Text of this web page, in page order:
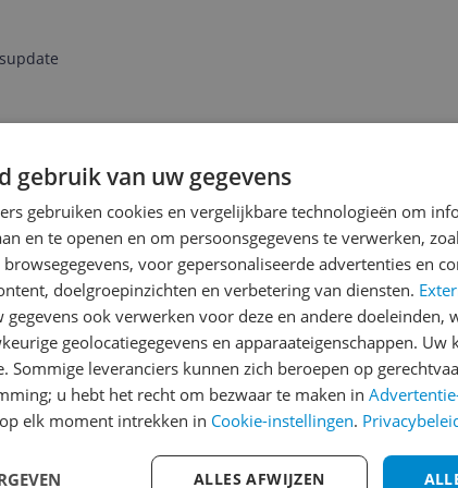
functie
Reviews
Er zijn nog geen
Heb jij dit product in
met het schrijven van
een review
andere bezoekers
€250,-!Klik hier voor
Cijfer
gebruik van uw gegevens
gebruiken cookies en vergelijkbare technologieën om
en te openen en om persoonsgegevens te verwerken,
voor gepersonaliseerde advertenties en
doelgroepinzichten en verbetering van diensten.
gegevens ook verwerken voor deze en andere doeleinden,
geolocatiegegevens en apparaateigenschappen. Uw
Sommige leveranciers kunnen zich beroepen op
u hebt het recht om bezwaar te maken in
elk moment intrekken in Cookie-instellingen.
ALLES AFWIJZEN